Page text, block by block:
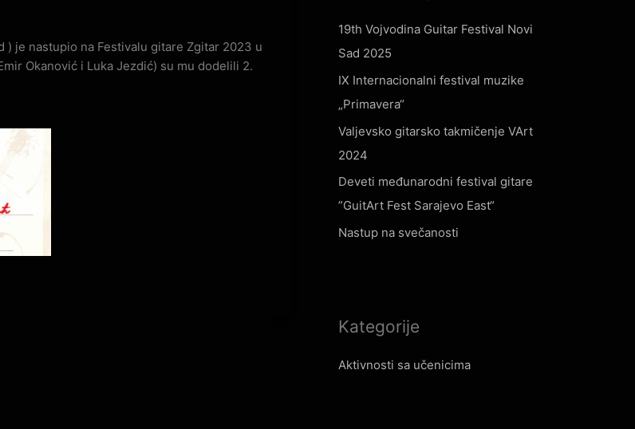
) je nastupio na Festivalu gitare Zgitar 2023 u
Okanović i Luka Jezdić) su mu dodelili 2.
19th Vojvodina Guitar Festival Novi
Sad 2025
IX Internacionalni festival muzike
„Primavera“
Valjevsko gitarsko takmičenje VArt
2024
Deveti međunarodni festival gitare
”GuitArt Fest Sarajevo East“
Nastup na svečanosti
Kategorije
Aktivnosti sa učenicima